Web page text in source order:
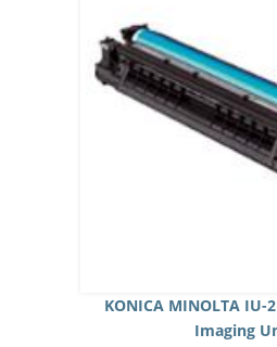
KONICA MINOLTA IU-
Imaging